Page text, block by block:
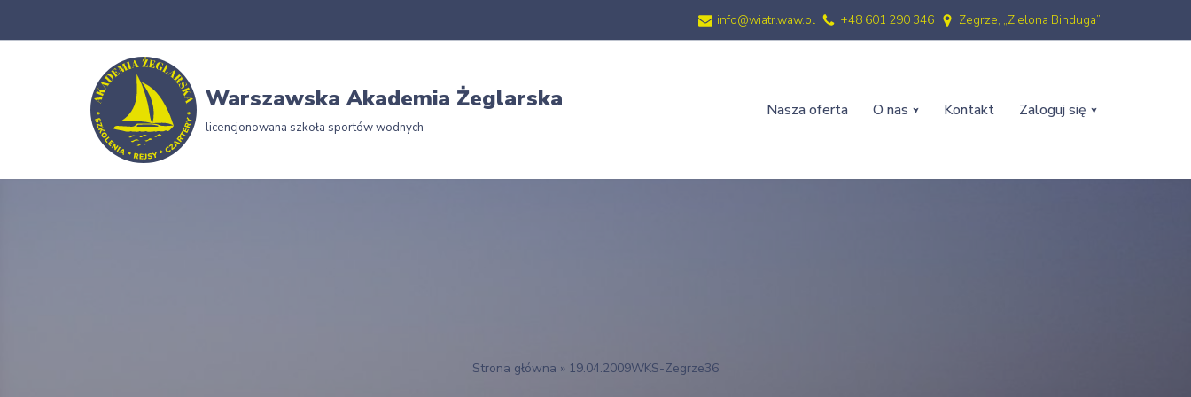
info@wiatr.waw.pl +48 601 290 346 Zegrze, „Zielona Binduga”
Warszawska Akademia Żeglarska
licencjonowana szkoła sportów wodnych
Nasza oferta O nas Kontakt Zaloguj się
Strona główna » 19.04.2009WKS-Zegrze36